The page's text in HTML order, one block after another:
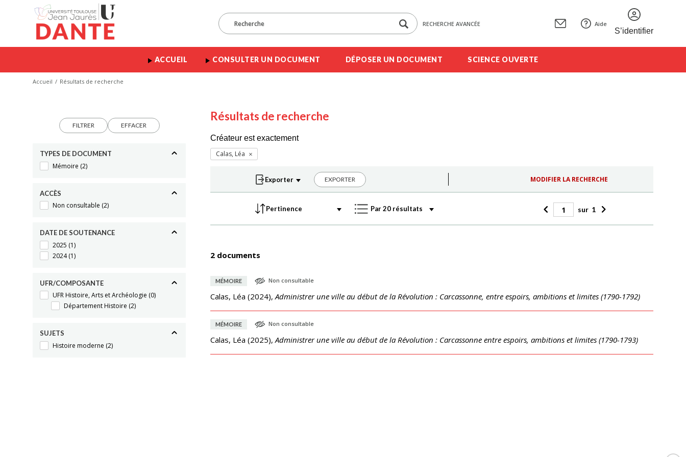
RECHERCHE AVANCÉE Aide
S’identifier
ACCUEIL CONSULTER UN DOCUMENT DÉPOSER UN DOCUMENT SCIENCE OUVERTE
Accueil Résultats de recherche
FILTRER EFFACER
TYPES DE DOCUMENT
Mémoire (2)
ACCÈS
Non consultable (2)
DATE DE SOUTENANCE
2025 (1)
2024(1)
UFR/COMPOSANTE
UFR Histoire, Arts et Archéologie (0)
Département Histoire (2)
SUJETS
Histoire moderne (2)
Résultats de recherche
Créateur est exactement
Calas, Léa
EXPORTER MODIFIER LA RECHERCHE
sur 1
2 documents
MÉMOIRE Non consultable
Calas, Léa (2024),Administrer une ville au début de la Révolution : Carcassonne, entre espoirs, ambitions et limites (1790-1792)
MÉMOIRE Non consultable
Calas, Léa (2025),Administrer une ville au début de la Révolution : Carcassonne entre espoirs, ambitions et limites (1790-1793)